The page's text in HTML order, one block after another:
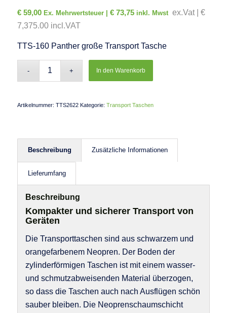
€59,00 Ex. Mehrwertsteuer | €73,75inkl. Mwst ex.Vat | €
7,375.00 incl.VAT
TTS-160 Panther große Transport Tasche
In den Warenkorb
Artikelnummer: TTS2622 Kategorie: Transport Taschen
Beschreibung Zusätzliche Informationen
Lieferumfang
Beschreibung
Kompakter und sicherer Transport von
Geräten
Die Transporttaschen sind aus schwarzem und
orangefarbenem Neopren. Der Boden der
zylinderförmigen Taschen ist mit einem wasser-
und schmutzabweisenden Material überzogen,
so dass die Taschen auch nach Ausflügen schön
sauber bleiben. Die Neoprenschaumschicht